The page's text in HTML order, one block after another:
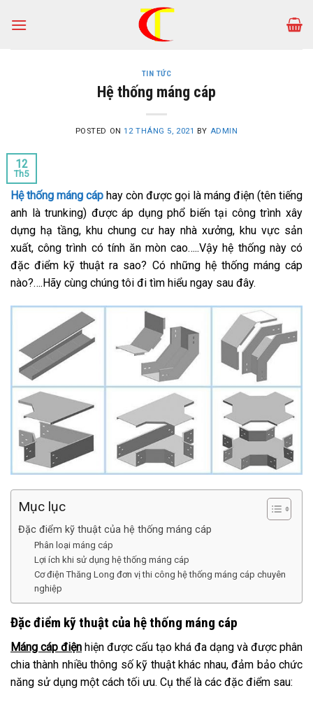
TIN TỨC
Hệ thống máng cáp
POSTED ON12 THÁNG 5, 2021 BY ADMIN
12
Th5
Hệ thống máng cáp hay còn được gọi là máng điện (tên tiếng
anh là trunking) được áp dụng phổ biến tại công trình xây
dựng hạ tầng, khu chung cư hay nhà xưởng, khu vực sản
xuất, công trình có tính ăn mòn cao…..Vậy hệ thống này có
đặc điểm kỹ thuật ra sao? Có những hệ thống máng cáp
nào?….Hãy cùng chúng tôi đi tìm hiểu ngay sau đây.
Mục lục
Đặc điểm kỹ thuật của hệ thống máng cáp
Phân loại máng cáp
Lợi ích khi sử dụng hệ thống máng cáp
Cơ điện Thăng Long đơn vị thi công hệ thống máng cáp chuyên
nghiệp
Đặc điểm kỹ thuật của hệ thống máng cáp
Máng cáp điện hiện được cấu tạo khá đa dạng và được phân
chia thành nhiều thông số kỹ thuật khác nhau, đảm bảo chức
năng sử dụng một cách tối ưu. Cụ thể là các đặc điểm sau: